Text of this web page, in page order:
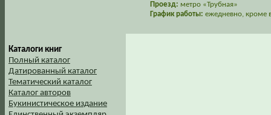
Проезд: метро «Трубная»
График работы: ежедневно, кроме
Каталоги книг
Полный каталог
Датированный каталог
Тематический каталог
Каталог авторов
Букинистическое издание